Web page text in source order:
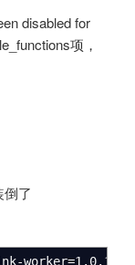
disabled for
项，
了
-worker=1 . 0. 1